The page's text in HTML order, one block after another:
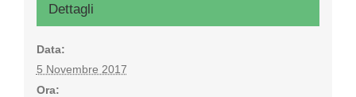
Dettagli
Data:
5 Novembre 2017
Ora: